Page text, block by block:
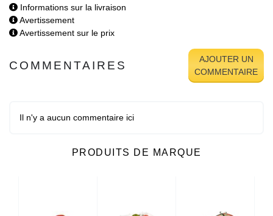
Informations sur la livraison
Avertissement
Avertissement sur le prix
COMMENTAIRES
AJOUTER UN
COMMENTAIRE
Il n'y a aucun commentaire ici
PRODUITS DE MARQUE